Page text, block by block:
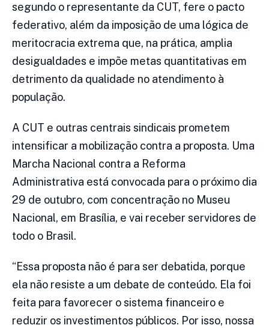
segundo o representante da CUT, fere o pacto
federativo, além da imposição de uma lógica de
meritocracia extrema que, na prática, amplia
desigualdades e impõe metas quantitativas em
detrimento da qualidade no atendimento à
população.
A CUT e outras centrais sindicais prometem
intensificar a mobilização contra a proposta. Uma
Marcha Nacional contra a Reforma
Administrativa está convocada para o próximo dia
29 de outubro, com concentração no Museu
Nacional, em Brasília, e vai receber servidores de
todo o Brasil.
“Essa proposta não é para ser debatida, porque
ela não resiste a um debate de conteúdo. Ela foi
feita para favorecer o sistema financeiro e
reduzir os investimentos públicos. Por isso, nossa